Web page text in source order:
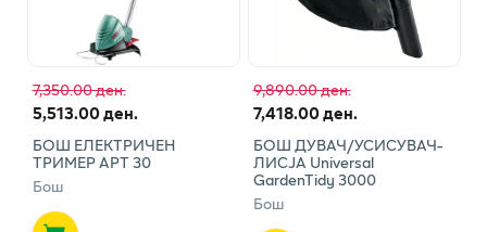
7,350.00 ден.
5,513.00 ден.
БОШ ЕЛЕКТРИЧЕН
ТРИМЕР АРТ 30
Бош
9,890.00 ден.
7,418.00 ден.
БОШ ДУВАЧ/УСИСУВАЧ-
ЛИСЈА Universal
GardenTidy 3000
Бош